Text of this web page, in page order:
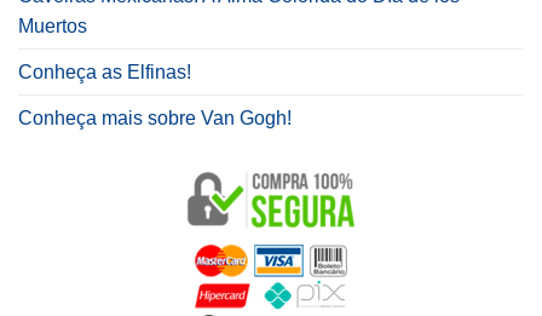
Muertos
Conheça as Elfinas!
Conheça mais sobre Van Gogh!